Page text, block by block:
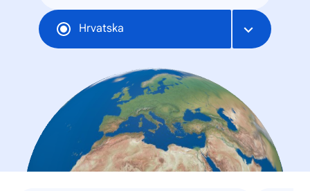
Hrvatska